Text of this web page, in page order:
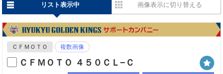
リスト表示中 画像表示に切り替える
ＣＦＭＯＴＯ 複数画像
ＣＦＭＯＴＯ ４５０ＣＬ−Ｃ